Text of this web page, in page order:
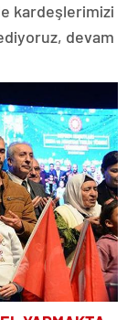
kardeşlerimizi
devam